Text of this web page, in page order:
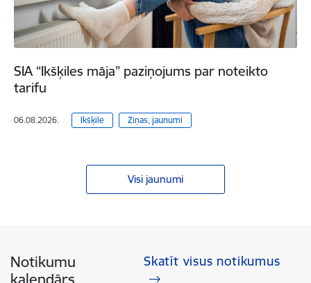
SIA “Ikšķiles māja” paziņojums par noteikto
tarifu
06.08.2026. Ikšķile Ziņas, jaunumi
Visi jaunumi
Notikumu
Skatīt visus notikumus